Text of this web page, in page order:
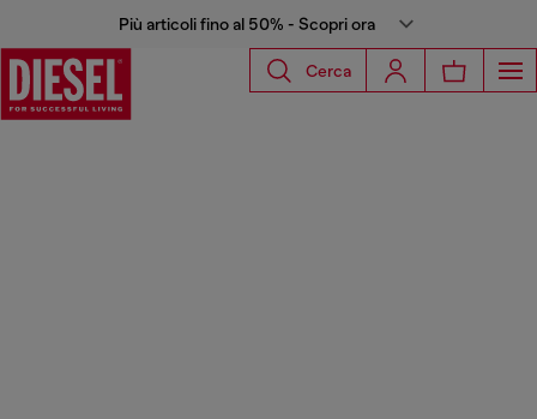
Più articoli fino al 50% - Scopri ora
Cerca